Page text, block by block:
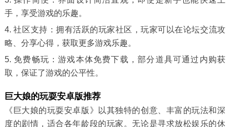
手，享受游戏的乐趣。
4. 社区支持：拥有活跃的玩家社区，玩家可以在论坛交流攻
略、分享心得，获取更多游戏乐趣。
5. 免费畅玩：游戏本体免费下载，部分道具可通过内购获
取，保证了游戏的公平性。
巨大娘的玩耍安卓版推荐
《巨大娘的玩耍安卓版》以其独特的创意、丰富的玩法和深
度的剧情，适合各年龄段的玩家。无论是寻求放松娱乐的休